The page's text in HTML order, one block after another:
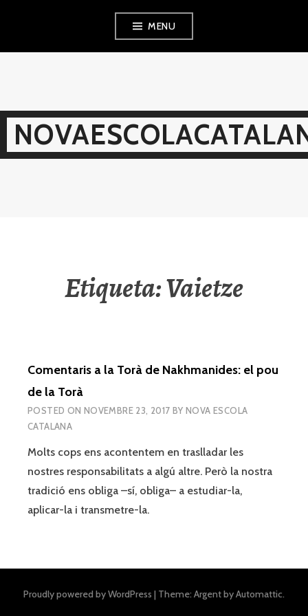
MENU
Etiqueta:Vaietze
Comentaris a la Torà de Nakhmanides: el pou
de la Torà
POSTED ON NOVEMBRE 23, 2017 BYNOVA ESCOLA
CATALANA
Molts cops ens acontentem en traslladar les
nostres responsabilitats a algú altre. Però la nostra
tradició ens obliga –sí, obliga– a estudiar-la,
aplicar-la i transmetre-la.
Proudly powered by WordPress | Theme: Argent byAutomattic.